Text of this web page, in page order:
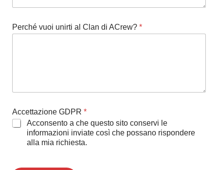
Perché vuoi unirti al Clan di ACrew? *
Accettazione GDPR *
Acconsento a che questo sito conservi le
informazioni inviate così che possano rispondere
alla mia richiesta.